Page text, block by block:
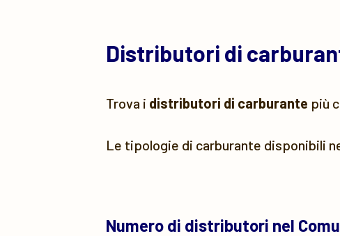
Distributori di
Trova i distributori di carburante più
Le tipologie di carburante disponibili
Numero di distributori nel